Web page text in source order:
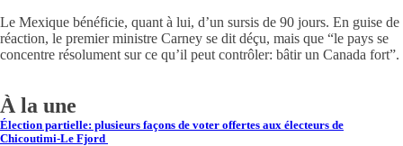
Le Mexique bénéficie, quant à lui, d’un sursis de 90 jours. En guise de
réaction, le premier ministre Carney se dit déçu, mais que “le pays se
concentre résolument sur ce qu’il peut contrôler: bâtir un Canada fort”.
À la une
Élection partielle: plusieurs façons de voter offertes aux électeurs de
Chicoutimi-Le Fjord